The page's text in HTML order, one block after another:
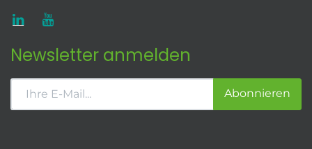
Newsletter anmelden
Abonnieren